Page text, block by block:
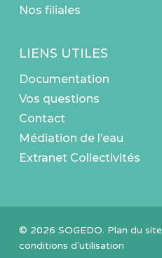
Nos filiales
LIENS UTILES
Documentation
Vos questions
Contact
Médiation de l’eau
Extranet Collectivités
© 2026 SOGEDO. Plan du site
conditions d'utilisation